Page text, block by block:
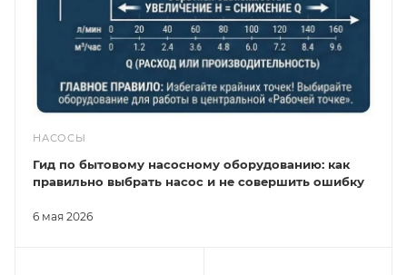
НАСОСЫ
6 мая 2026
Гид по бытовому насосному оборудованию: как
правильно выбрать насос и не совершить ошибку